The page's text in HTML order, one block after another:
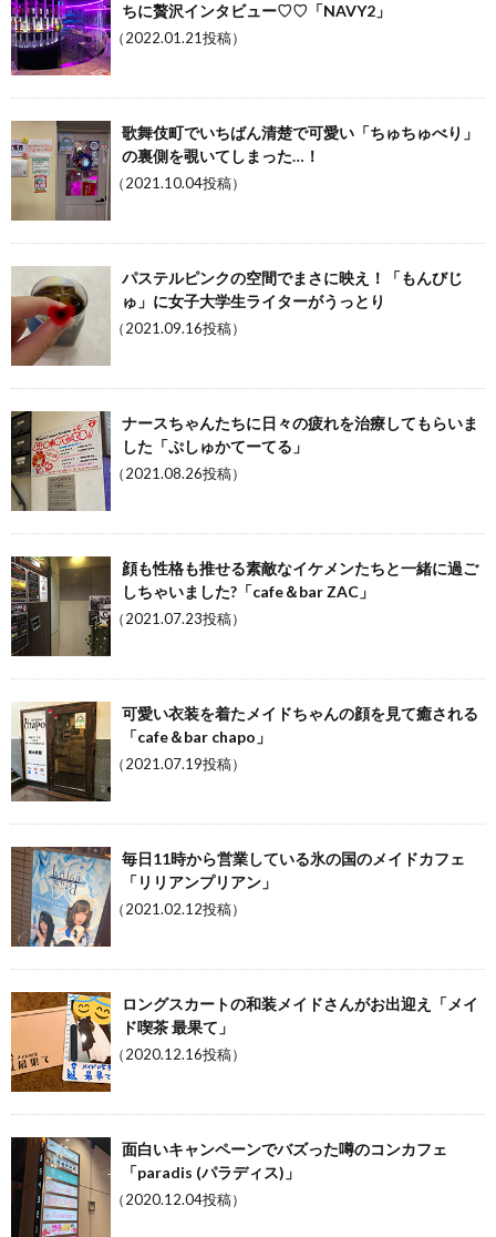
ちに贅沢インタビュー♡♡「NAVY2」
（2022.01.21投稿）
歌舞伎町でいちばん清楚で可愛い「ちゅちゅべり」
の裏側を覗いてしまった…！
（2021.10.04投稿）
パステルピンクの空間でまさに映え！「もんびじ
ゅ」に女子大学生ライターがうっとり
（2021.09.16投稿）
ナースちゃんたちに日々の疲れを治療してもらいま
した「ぷしゅかてーてる」
（2021.08.26投稿）
顔も性格も推せる素敵なイケメンたちと一緒に過ご
しちゃいました?「cafe＆bar ZAC」
（2021.07.23投稿）
可愛い衣装を着たメイドちゃんの顔を見て癒される
「cafe＆bar chapo」
（2021.07.19投稿）
毎日11時から営業している氷の国のメイドカフェ
「リリアンプリアン」
（2021.02.12投稿）
ロングスカートの和装メイドさんがお出迎え「メイ
ド喫茶 最果て」
（2020.12.16投稿）
面白いキャンペーンでバズった噂のコンカフェ
「paradis (パラディス)」
（2020.12.04投稿）